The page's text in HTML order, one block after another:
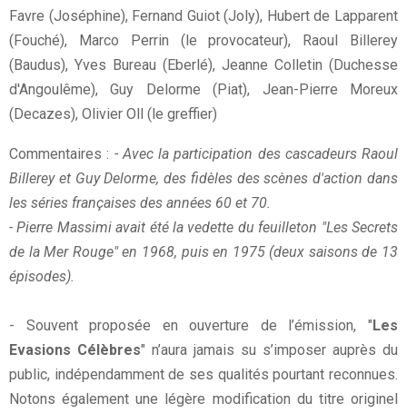
Favre (Joséphine), Fernand Guiot (Joly), Hubert de Lapparent
(Fouché), Marco Perrin (le provocateur), Raoul Billerey
(Baudus), Yves Bureau (Eberlé), Jeanne Colletin (Duchesse
d'Angoulême), Guy Delorme (Piat), Jean-Pierre Moreux
(Decazes), Olivier Oll (le greffier)
Commentaires : - Avec la participation des cascadeurs Raoul
Billerey et Guy Delorme, des fidèles des scènes d'action dans
les séries françaises des années 60 et 70.
- Pierre Massimi avait été la vedette du feuilleton "Les Secrets
de la Mer Rouge" en 1968, puis en 1975 (deux saisons de 13
épisodes).
- Souvent proposée en ouverture de l’émission, "Les
Evasions Célèbres" n’aura jamais su s’imposer auprès du
public, indépendamment de ses qualités pourtant reconnues.
Notons également une légère modification du titre originel